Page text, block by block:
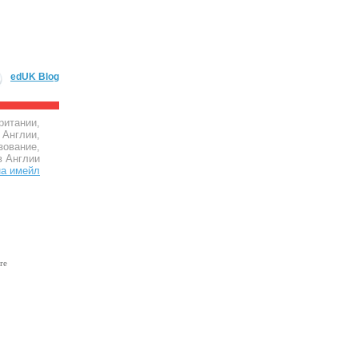
edUK Blog
Англии,
Англии